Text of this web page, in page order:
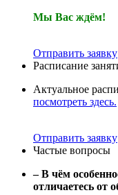
Мы Вас ждём!
Отправить заявку
Расписание
Актуальное
посмотреть здесь.
Отправить заявку
Частые вопросы
– В чём
отличаетесь от